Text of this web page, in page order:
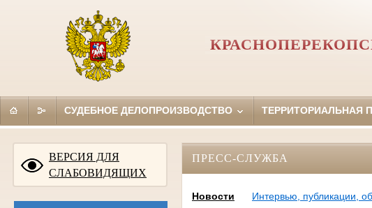
СУДЕБНОЕ ДЕЛОПРОИЗВОДСТВО ТЕРРИТОРИАЛЬНАЯ
ВЕРСИЯ ДЛЯ
СЛАБОВИДЯЩИХ
ПРЕСС-СЛУЖБА
Новости
Интервью, публикации,